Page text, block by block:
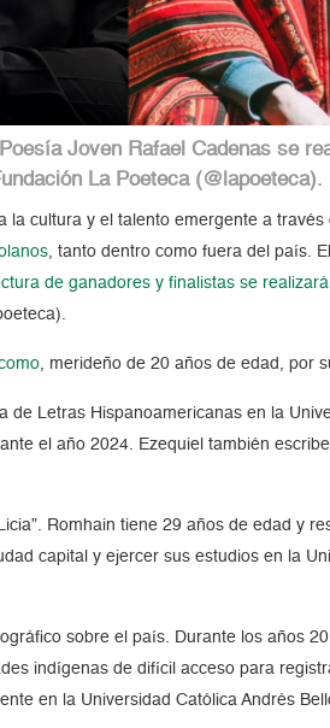
Joven Rafael Cadenas se
La Poeteca (@lapoeteca).
cultura y el talento emergente a
, tanto dentro como fuera del país.
de ganadores y finalistas se
, merideño de 20 años de edad, por
Letras Hispanoamericanas en la
el año 2024. Ezequiel también
Romhain tiene 29 años de edad y
capital y ejercer sus estudios en la
sobre el país. Durante los años
indígenas de difícil acceso para
en la Universidad Católica Andrés